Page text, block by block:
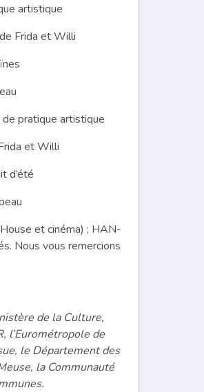
artistique
Frida et Willi
pratique artistique
et Willi
d’été
et cinéma) ; HAN-
Nous vous remercions
de la Culture,
l’Eurométropole de
le Département des
la Communauté